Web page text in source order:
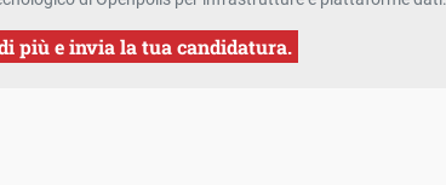
più e invia la tua candidatura.